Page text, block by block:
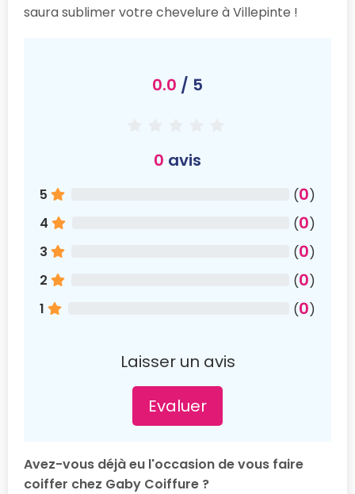
saura sublimer votre chevelure à Villepinte !
0.0 / 5
0 avis
5 (0)
4
(0)
3
(0)
2
(0)
1
(0)
Laisser un avis
Evaluer
Avez-vous déjà eu l'occasion de vous faire
coiffer chez Gaby Coiffure ?